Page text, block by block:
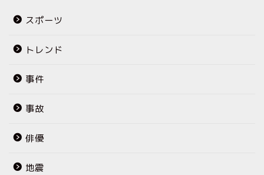
スポーツ
トレンド
事件
事故
俳優
地震